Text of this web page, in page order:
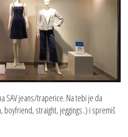
SAV jeans/traperice. Na tebi je da
boyfriend, straight, jeggings..) i spremiš